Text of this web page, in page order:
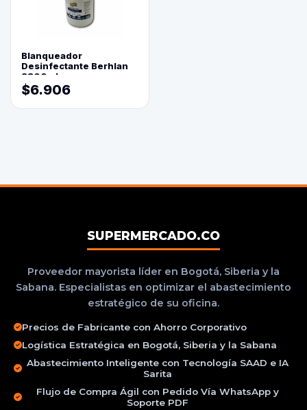
Blanqueador
Desinfectante Berhlan
3800ml
$6.906
SUPERMERCADO.CO
Proveedor mayorista líder en Bogotá, Siberia y la
Sabana. Especialistas en optimizar el abastecimiento
estratégico de su oficina.
Precios de Fabricante con Ahorro Corporativo
Logística Estratégica en Bogotá, Siberia y la Sabana
Abastecimiento Inteligente con Tecnología SAAD e IA
Sarita
Flujo de Compra Ágil con Pedido Vía WhatsApp y
Soporte PDF